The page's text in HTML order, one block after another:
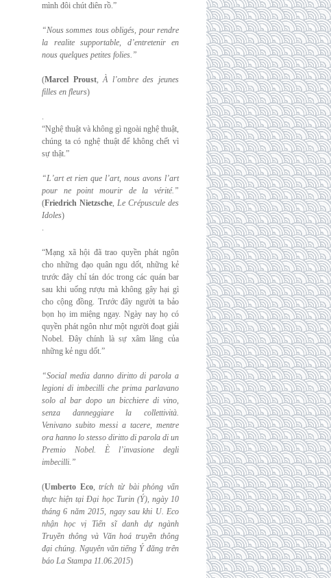
mình đôi chút điên rồ.”
“Nous sommes tous obligés, pour rendre
la realite supportable, d’entretenir en
nous quelques petites folies.”
(Marcel Proust,À l’ombre des jeunes
filles en fleurs)
.
“Nghệ thuật và không gì ngoài nghệ thuật,
chúng ta có nghệ thuật để không chết vì
sự thật.”
“L’art et rien que l’art, nous avons l’art
pour ne point mourir de la vérité.”
(Friedrich Nietzsche, Le Crépuscule des
Idoles)
.
“Mạng xã hội đã trao quyền phát ngôn
cho những đạo quân ngu dốt, những kẻ
trước đây chỉ tán dóc trong các quán bar
sau khi uống rượu mà không gây hại gì
cho cộng đồng. Trước đây người ta bảo
bọn họ im miệng ngay. Ngày nay họ có
quyền phát ngôn như một người đoạt giải
Nobel. Đây chính là sự xâm lăng của
những kẻ ngu dốt.”
“Social media danno diritto di parola a
legioni di imbecilli che prima parlavano
solo albar dopo un bicchiere di vino,
senza danneggiare la collettività.
Venivano subito messi a tacere, mentre
ora hanno lo stesso diritto di parola di un
Premio Nobel. È l’invasione degli
imbecilli.”
(Umberto Eco,trích từ bài phỏng vấn
thực hiện tại Đại học Turin (Ý), ngày 10
tháng 6 năm 2015, ngay sau khi U. Eco
nhận học vị Tiến sĩ danh dự ngành
Truyền thông và Văn hoá truyền thông
đại chúng. Nguyên văn tiếng Ý đăng trên
báo La Stampa 11.06.2015)